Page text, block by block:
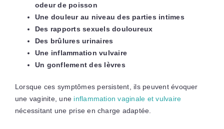
odeur de poisson
Une douleur au niveau des parties intimes
Des rapports sexuels douloureux
Des brûlures urinaires
Une inflammation vulvaire
Un gonflement des lèvres
Lorsque ces symptômes persistent, ils peuvent évoquer
une vaginite, une inflammation vaginale et vulvaire
nécessitant une prise en charge adaptée.